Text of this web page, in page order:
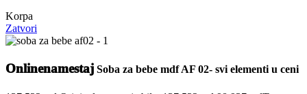
Korpa
Zatvori
Onlinenamestaj Soba za bebe mdf AF 02- svi elementi u ceni